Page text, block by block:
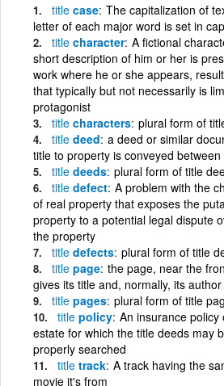
title case The capitalization of
letter of each major word is set in
title character A fictional
short description of him or her is
work where he or she appears,
that typically but not necessarily is
protagonist
title characters plural form of
title deed a deed or similar
title to property is conveyed
title deeds plural form of title
title defect A problem with the
of real property that exposes the
property to a potential legal dispute
the property
title defects plural form of title
title page the page, near the
gives its title and, normally, its
title pages plural form of title
title policy An insurance
estate for which the title deeds may
properly searched
title track A track having the
movie it's from